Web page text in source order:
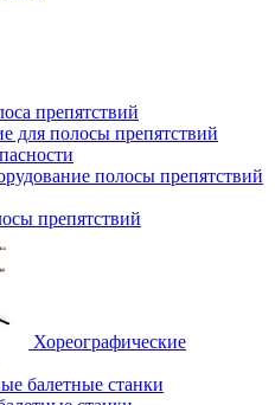
препятствий
для полосы препятствий
полосы препятствий
препятствий
Хореографические
балетные станки